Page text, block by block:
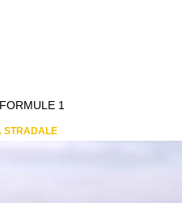
FORMULE 1